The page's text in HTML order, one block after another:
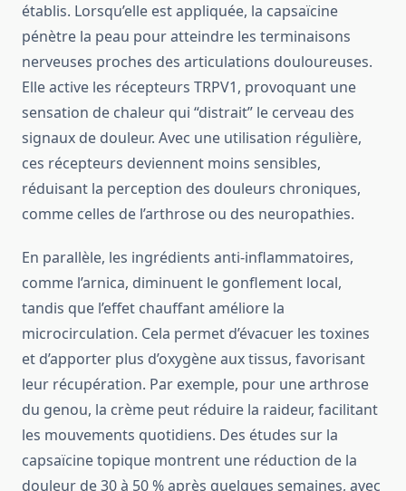
établis. Lorsqu’elle est appliquée, la capsaïcine
pénètre la peau pour atteindre les terminaisons
nerveuses proches des articulations douloureuses.
Elle active les récepteurs TRPV1, provoquant une
sensation de chaleur qui “distrait” le cerveau des
signaux de douleur. Avec une utilisation régulière,
ces récepteurs deviennent moins sensibles,
réduisant la perception des douleurs chroniques,
comme celles de l’arthrose ou des neuropathies.
En parallèle, les ingrédients anti-inflammatoires,
comme l’arnica, diminuent le gonflement local,
tandis que l’effet chauffant améliore la
microcirculation. Cela permet d’évacuer les toxines
et d’apporter plus d’oxygène aux tissus, favorisant
leur récupération. Par exemple, pour une arthrose
du genou, la crème peut réduire la raideur, facilitant
les mouvements quotidiens. Des études sur la
capsaïcine topique montrent une réduction de la
douleur de 30 à 50 % après quelques semaines, avec